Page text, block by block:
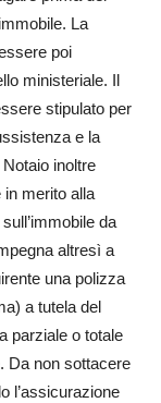
La
poi
ministeriale. Il
stipulato per
e la
inoltre
merito alla
da
altresì a
una polizza
a tutela del
parziale o totale
Da non sottacere
l’assicurazione